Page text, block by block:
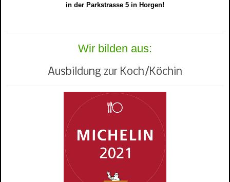
in der Parkstrasse 5 in Horgen!
Wir bilden aus:
Ausbildung zur Koch/Köchin